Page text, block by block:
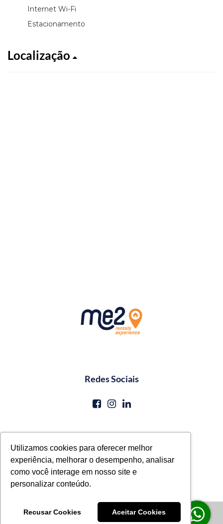
Utilizamos cookies para oferecer melhor
experiência, melhorar o desempenho, analisar
como você interage em nosso site e
personalizar conteúdo.
Recusar Cookies Aceitar Cookies
Internet Wi-Fi
Estacionamento
Localização
Redes Sociais
reservas@me2service.com.br
+55 (81) 3771-0620
© Me2 Rentals Experience